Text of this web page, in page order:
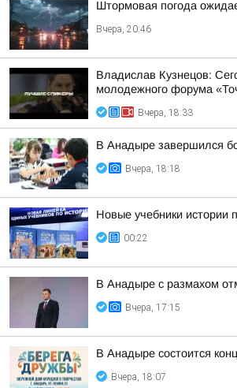
Штормовая погода
Вчера, 20:46
Владислав Кузнецов:
молодежного форума
Вчера, 18:33
В Анадыре завершился
Вчера, 18:18
Новые учебники истории
00:22
В Анадыре с размахом
Вчера, 17:15
В Анадыре состоится
Вчера, 18:07